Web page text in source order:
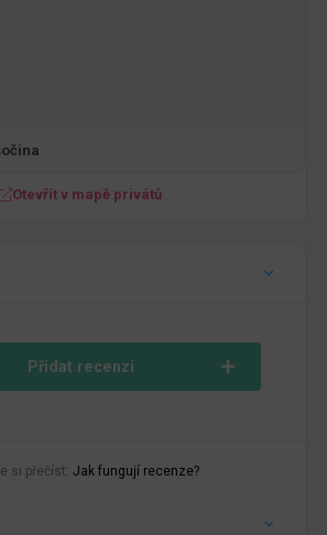
Otevřít v mapě privátů
Přidat recenzi
si přečíst: Jak fungují recenze?